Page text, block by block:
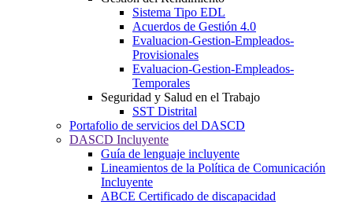
Sistema Tipo EDL
Acuerdos de Gestión 4.0
Evaluacion-Gestion-Empleados-
Provisionales
Evaluacion-Gestion-Empleados-
Temporales
Seguridad y Salud en el Trabajo
SST Distrital
Portafolio de servicios del DASCD
DASCD Incluyente
Guía de lenguaje incluyente
Lineamientos de la Política de Comunicación
Incluyente
ABCE Certificado de discapacidad